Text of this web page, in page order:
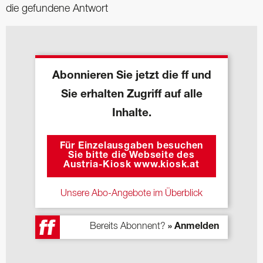
die gefundene Antwort
Abonnieren Sie jetzt die ff und
Sie erhalten Zugriff auf alle
Inhalte.
Für Einzelausgaben besuchen
Sie bitte die Webseite des
Austria-Kiosk www.kiosk.at
Unsere Abo-Angebote im Überblick
Bereits Abonnent? » Anmelden